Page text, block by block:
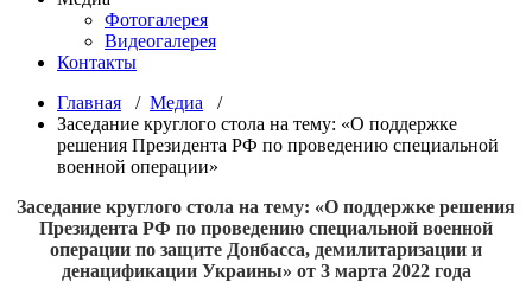
Фотогалерея
Видеогалерея
Контакты
Главная / Медиа /
Заседание круглого стола на тему: «О поддержке
решения Президента РФ по проведению специальной
военной операции»
Заседание круглого стола на тему: «О поддержке решения
Президента РФ по проведению специальной военной
операции по защите Донбасса, демилитаризации и
денацификации Украины» от 3 марта 2022 года